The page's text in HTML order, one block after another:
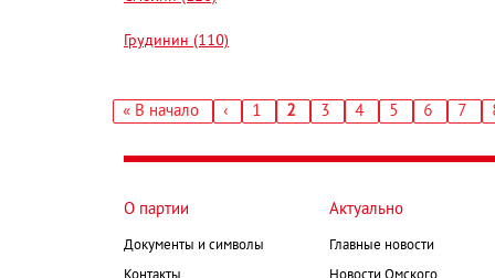
Грудинин (110)
страниц
Первая
« В начало ←
‹ Страница
1
Текущая
2 Страница
3 Страница
4 Страница
5 Страница
6 7
О партии
Документы и символы
Актуально
Главные новости